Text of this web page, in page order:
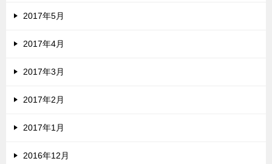
2017年5月
2017年4月
2017年3月
2017年2月
2017年1月
2016年12月